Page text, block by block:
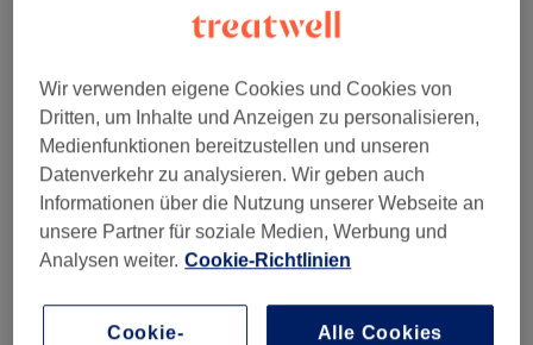
Wir verwenden eigene Cookies und Cookies von
Dritten, um Inhalte und Anzeigen zu personalisieren,
Medienfunktionen bereitzustellen und unseren
Datenverkehr zu analysieren. Wir geben auch
Informationen über die Nutzung unserer Webseite an
unsere Partner für soziale Medien, Werbung und
Analysen weiter. Cookie-Richtlinien
Cookie-
Alle Cookies